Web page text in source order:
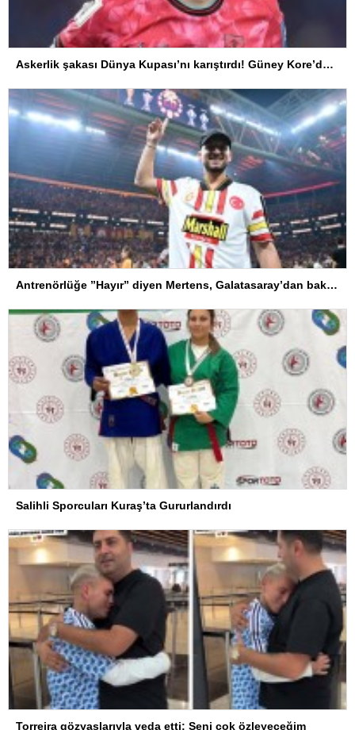
Askerlik şakası Dünya Kupası’nı karıştırdı! Güney Kore’den sert karar
Antrenörlüğe ”Hayır” diyen Mertens, Galatasaray’dan bakın ne istedi
Salihli Sporcuları Kuraş’ta Gururlandırdı
Torreira gözyaşlarıyla veda etti: Seni çok özleyeceğim